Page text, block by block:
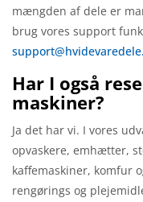
mængden af dele er
brug vores support
Har I også
maskiner?
Ja det har vi. I vores
opvaskere, emhætter,
kaffemaskiner, komfur
rengørings og